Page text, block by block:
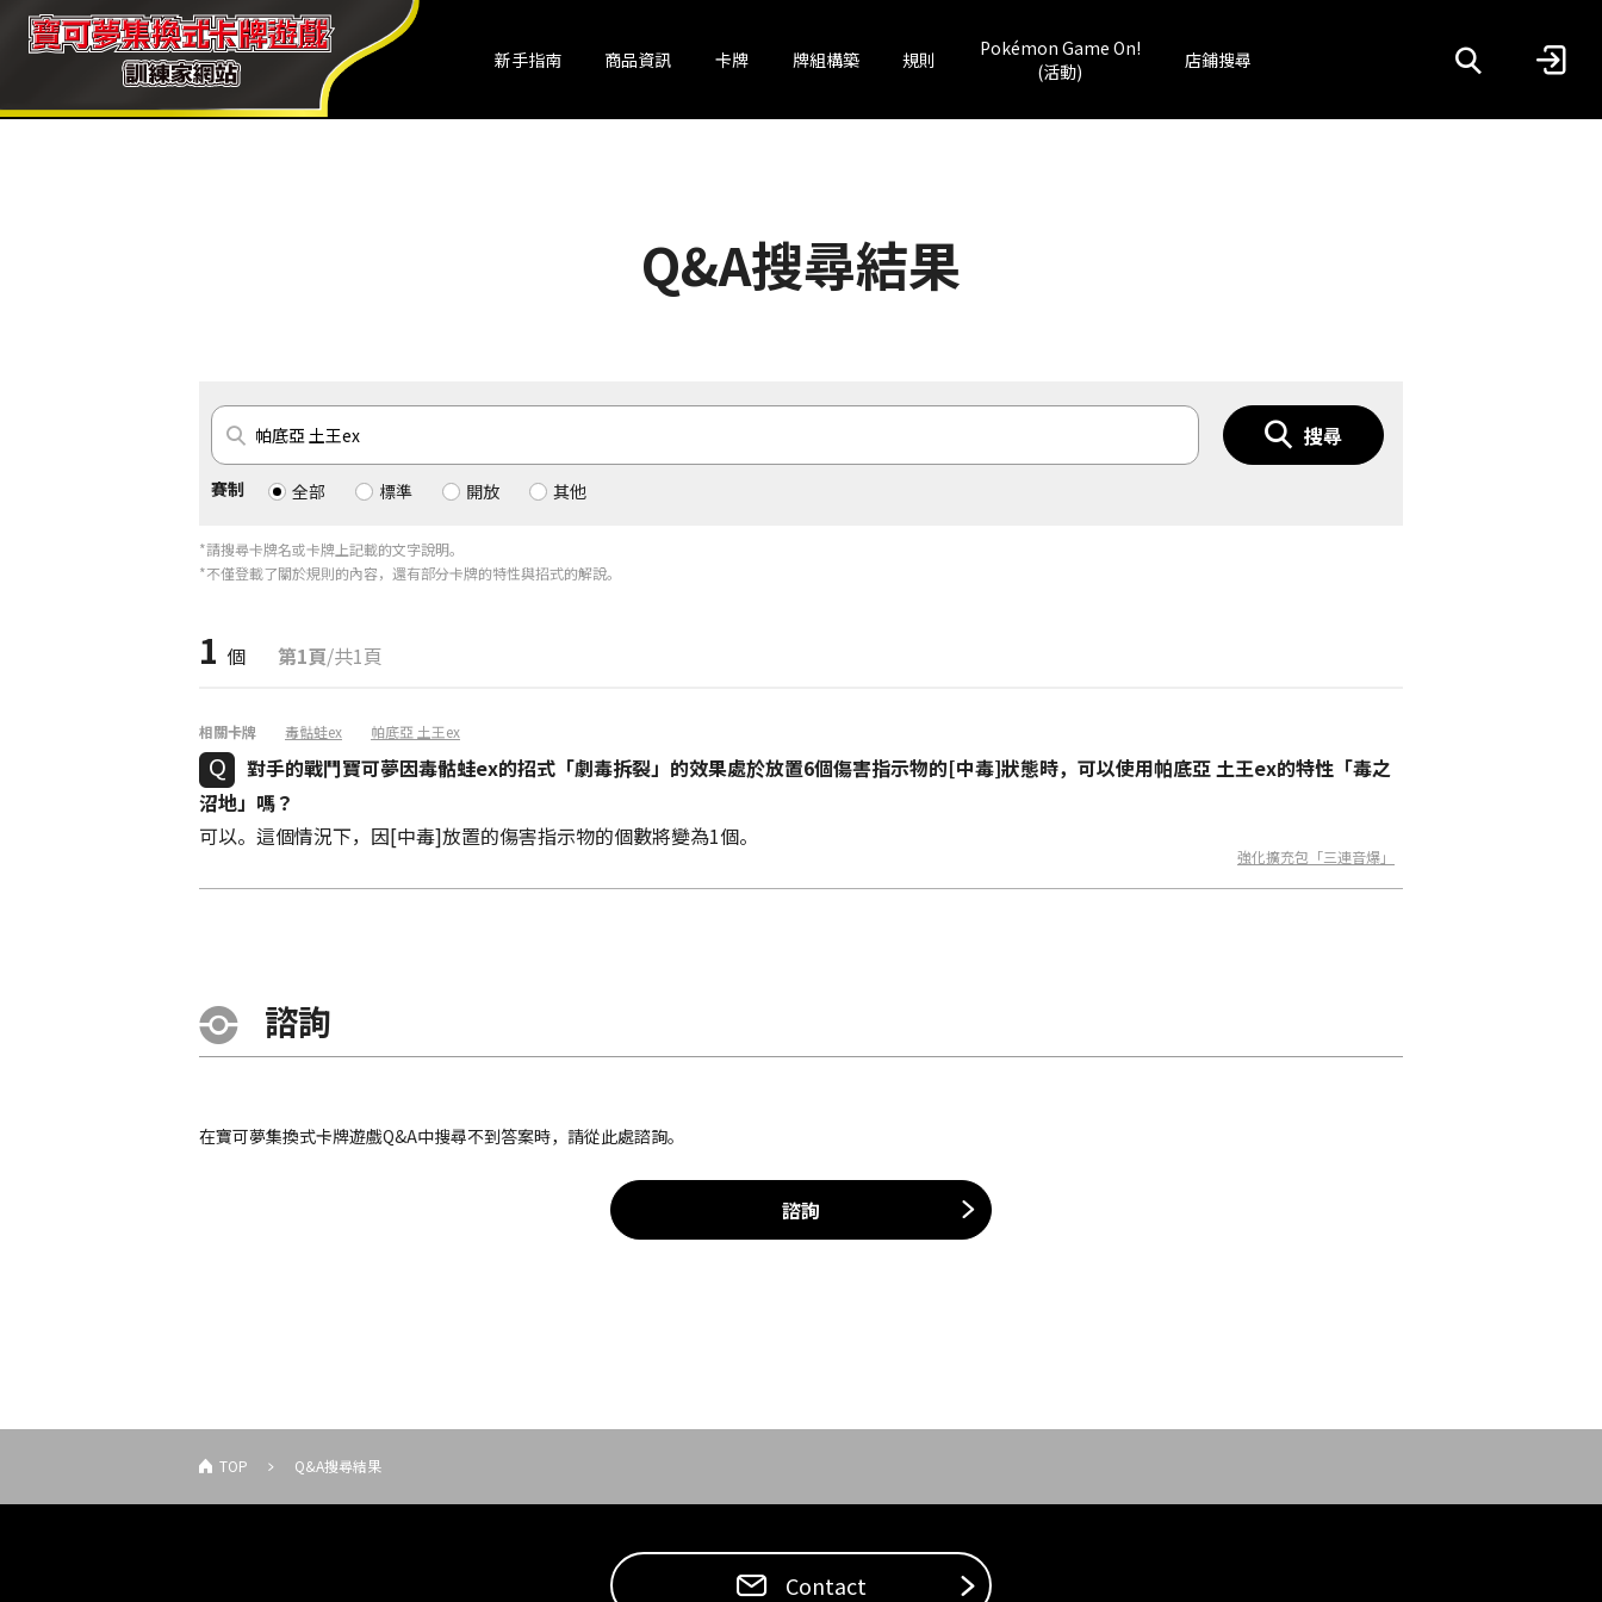
新手指南 商品資訊 卡牌 牌組構築 規則
Pokémon Game On!
(活動)
店鋪搜尋
Q&A搜尋結果
搜尋
賽制 全部 標準 開放 其他
*請搜尋卡牌名或卡牌上記載的文字說明。
*不僅登載了關於規則的內容，還有部分卡牌的特性與招式的解說。
1 個 第1頁/共1頁
相關卡牌 毒骷蛙ex 帕底亞 土王ex
對手的戰鬥寶可夢因毒骷蛙ex的招式「劇毒拆裂」的效果處於放置6個傷害指示物的[中毒]狀態時，可以使用帕底亞 土王ex的特性「毒之
沼地」嗎？
可以。這個情況下，因[中毒]放置的傷害指示物的個數將變為1個。
強化擴充包「三連音爆」
諮詢
在寶可夢集換式卡牌遊戲Q&A中搜尋不到答案時，請從此處諮詢。
諮詢
TOP Q&A搜尋結果
Contact